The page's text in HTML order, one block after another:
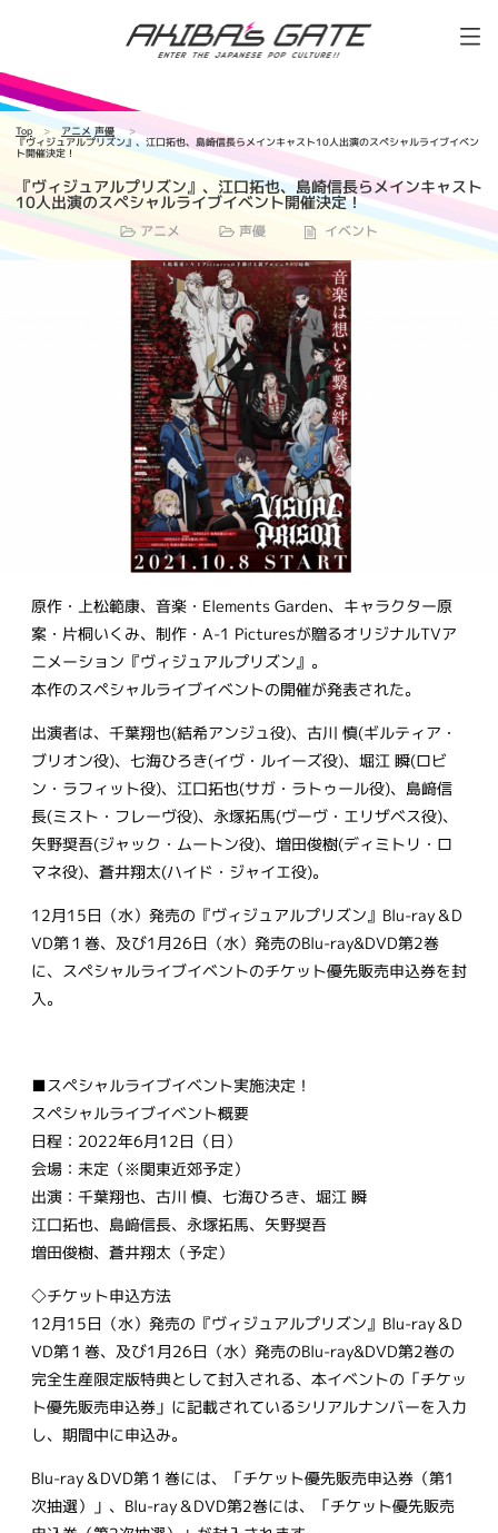
Top アニメ 声優
『ヴィジュアルプリズン』、江口拓也、島崎信長らメインキャスト10人出演のスペシャルライブイベン
ト開催決定！
『ヴィジュアルプリズン』、江口拓也、島崎信長らメインキャスト
10人出演のスペシャルライブイベント開催決定！
アニメ 声優 イベント
原作・上松範康、音楽・Elements Garden、キャラクター原
案・片桐いくみ、制作・A-1 Picturesが贈るオリジナルTVア
ニメーション『ヴィジュアルプリズン』。
本作のスペシャルライブイベントの開催が発表された。
出演者は、千葉翔也(結希アンジュ役)、古川 慎(ギルティア・
ブリオン役)、七海ひろき(イヴ・ルイーズ役)、堀江 瞬(ロビ
ン・ラフィット役)、江口拓也(サガ・ラトゥール役)、島﨑信
長(ミスト・フレーヴ役)、永塚拓馬(ヴーヴ・エリザベス役)、
矢野奨吾(ジャック・ムートン役)、増田俊樹(ディミトリ・ロ
マネ役)、蒼井翔太(ハイド・ジャイエ役)。
12月15日（水）発売の『ヴィジュアルプリズン』Blu-ray＆D
VD第１巻、及び1月26日（水）発売のBlu-ray&DVD第2巻
に、スペシャルライブイベントのチケット優先販売申込券を封
入。
■スペシャルライブイベント実施決定！
スペシャルライブイベント概要
日程：2022年6月12日（日）
会場：未定（※関東近郊予定）
出演：千葉翔也、古川 慎、七海ひろき、堀江 瞬
江口拓也、島﨑信長、永塚拓馬、矢野奨吾
増田俊樹、蒼井翔太（予定）
◇チケット申込方法
12月15日（水）発売の『ヴィジュアルプリズン』Blu-ray＆D
VD第１巻、及び1月26日（水）発売のBlu-ray&DVD第2巻の
完全生産限定版特典として封入される、本イベントの「チケッ
ト優先販売申込券」に記載されているシリアルナンバーを入力
し、期間中に申込み。
Blu-ray＆DVD第１巻には、「チケット優先販売申込券（第1
次抽選）」、Blu-ray＆DVD第2巻には、「チケット優先販売